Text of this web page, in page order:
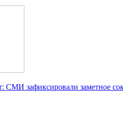
СМИ зафиксировали заметное